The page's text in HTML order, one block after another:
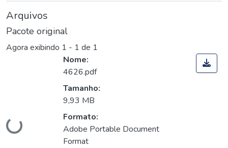
Arquivos
Pacote original
Agora exibindo 1 - 1 de 1
Carregando...
Nome:
4626.pdf
Tamanho:
9,93 MB
Formato:
Adobe Portable Document
Format